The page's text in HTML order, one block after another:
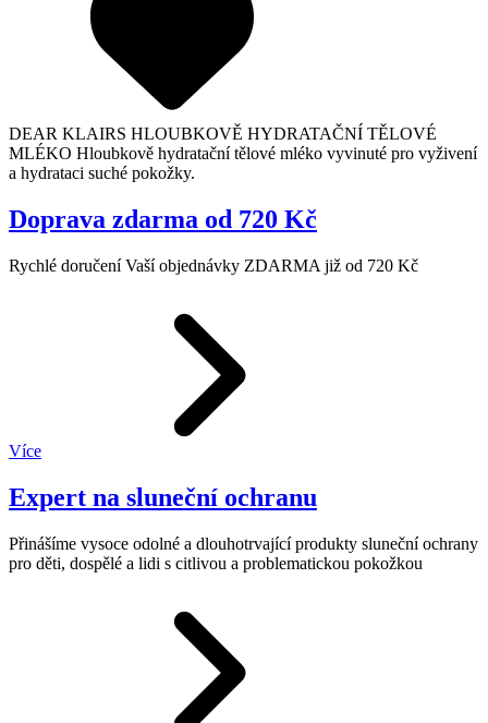
DEAR KLAIRS HLOUBKOVĚ HYDRATAČNÍ TĚLOVÉ
MLÉKO Hloubkově hydratační tělové mléko vyvinuté pro vyživení
a hydrataci suché pokožky.
Doprava zdarma od 720 Kč
Rychlé doručení Vaší objednávky ZDARMA již od 720 Kč
Více
Expert na sluneční ochranu
Přinášíme vysoce odolné a dlouhotrvající produkty sluneční ochrany
pro děti, dospělé a lidi s citlivou a problematickou pokožkou